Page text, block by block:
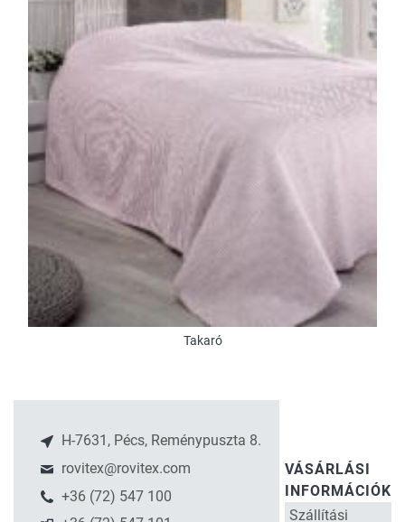
Takaró
H-7631, Pécs, Reménypuszta 8.
rovitex@rovitex.com
+36 (72) 547 100
VÁSÁRLÁSI
INFORMÁCIÓK
Szállítási